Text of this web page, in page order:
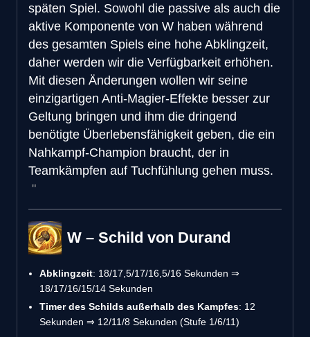
späten Spiel. Sowohl die passive als auch die
aktive Komponente von W haben während
des gesamten Spiels eine hohe Abklingzeit,
daher werden wir die Verfügbarkeit erhöhen.
Mit diesen Änderungen wollen wir seine
einzigartigen Anti-Magier-Effekte besser zur
Geltung bringen und ihm die dringend
benötigte Überlebensfähigkeit geben, die ein
Nahkampf-Champion braucht, der in
Teamkämpfen auf Tuchfühlung gehen muss.
W – Schild von Durand
Abklingzeit: 18/17,5/17/16,5/16 Sekunden ⇒
18/17/16/15/14 Sekunden
Timer des Schilds außerhalb des Kampfes: 12
Sekunden ⇒ 12/11/8 Sekunden (Stufe 1/6/11)